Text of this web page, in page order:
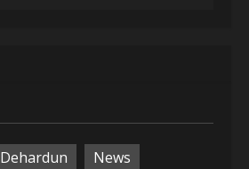
Dehardun
News